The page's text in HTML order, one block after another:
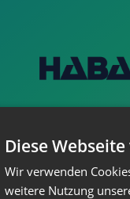
Diese
Wir verwenden
weitere Nutzung